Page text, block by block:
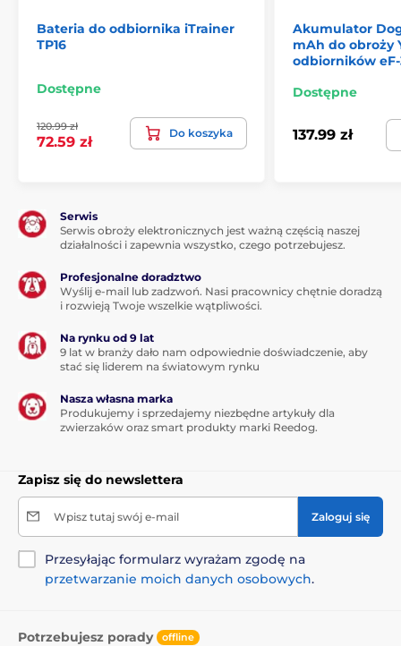
Bateria do odbiornika iTrainer
TP16
Dostępne
120.99 zł
72.59 zł
Do koszyka
Akumulator
mAh do obroży
odbiorników
Dostępne
137.99 zł
Serwis
Serwis obroży elektronicznych jest ważną częścią naszej
działalności i zapewnia wszystko, czego potrzebujesz.
Profesjonalne doradztwo
Wyślij e-mail lub zadzwoń. Nasi pracownicy chętnie doradzą
i rozwieją Twoje wszelkie wątpliwości.
Na rynku od 9 lat
9 lat w branży dało nam odpowiednie doświadczenie, aby
stać się liderem na światowym rynku
Nasza własna marka
Produkujemy i sprzedajemy niezbędne artykuły dla
zwierzaków oraz smart produkty marki Reedog.
Zapisz się do newslettera
Wpisz tutaj swój e-mail Zaloguj się
Przesyłając formularz wyrażam zgodę na
przetwarzanie moich danych osobowych.
Potrzebujesz porady offline